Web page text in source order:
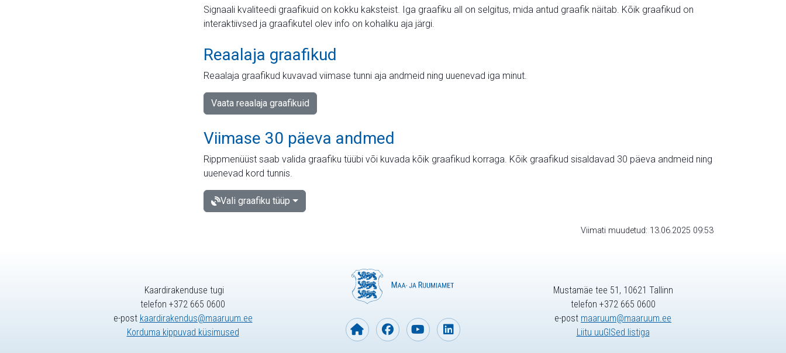
Signaali kvaliteedi graafikuid on kokku kaksteist. Iga graafiku all on selgitus, mida antud graafik näitab. Kõik graafikud on
interaktiivsed ja graafikutel olev info on kohaliku aja järgi.
Reaalaja graafikud
Reaalaja graafikud kuvavad viimase tunni aja andmeid ning uuenevad iga minut.
Vaata reaalaja graafikuid
Viimase 30 päeva andmed
Rippmenüüst saab valida graafiku tüübi või kuvada kõik graafikud korraga. Kõik graafikud sisaldavad 30 päeva andmeid ning
uuenevad kord tunnis.
Vali graafiku tüüp
Viimati muudetud: 13.06.2025 09:53
Kaardirakenduse tugi
telefon +372 665 0600
e-post kaardirakendus@maaruum.ee
Korduma kippuvad küsimused
Mustamäe tee 51, 10621 Tallinn
telefon +372 665 0600
e-post maaruum@maaruum.ee
Liitu uuGISed listiga